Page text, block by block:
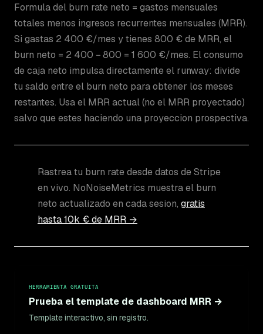
Formula del burn rate neto = gastos mensuales
totales menos ingresos recurrentes mensuales (MRR).
Si gastas 2 400 €/mes y tienes 800 € de MRR, el
burn neto = 2 400 − 800 = 1 600 €/mes. El consumo
de caja neto impulsa directamente el runway: divide
tu saldo entre el burn neto para obtener los meses
restantes. Usa el MRR actual (no el MRR proyectado)
salvo que estes haciendo una proyeccion prospectiva.
Rastrea tu burn rate desde datos de Stripe
en vivo. NoNoiseMetrics muestra el burn
neto actualizado en cada sesion, gratis
hasta 10k € de MRR →
HERRAMIENTA GRATUITA
Prueba el template de dashboard MRR →
Template interactivo, sin registro.